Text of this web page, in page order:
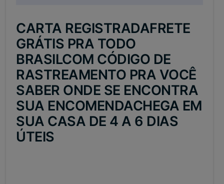
CARTA REGISTRADAFRETE
GRÁTIS PRA TODO
BRASILCOM CÓDIGO DE
RASTREAMENTO PRA VOCÊ
SABER ONDE SE ENCONTRA
SUA ENCOMENDACHEGA EM
SUA CASA DE 4 A 6 DIAS
ÚTEIS